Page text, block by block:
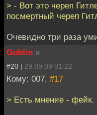
> - Вот это череп
посмертный череп
Очевидно три раза
Goblin »
#20 | 29.09.09 01:22
Кому: 007, #17
> Есть мнение - фейк.